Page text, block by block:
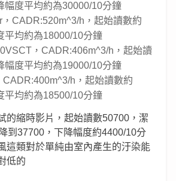
幅度平均約為30000/10分鐘
CADR:520m^3/h，起始讀數約
平均約為18000/10分鐘
，CADR:406m^3/h，起始讀
幅度平均約為19000/10分鐘
h，起始讀數約
平均約為18500/10分鐘
的縮時影片，起始讀數50700，潔
到37700，下降幅度約4400/10分
這類對於單純由室內產生的汙染能
低的